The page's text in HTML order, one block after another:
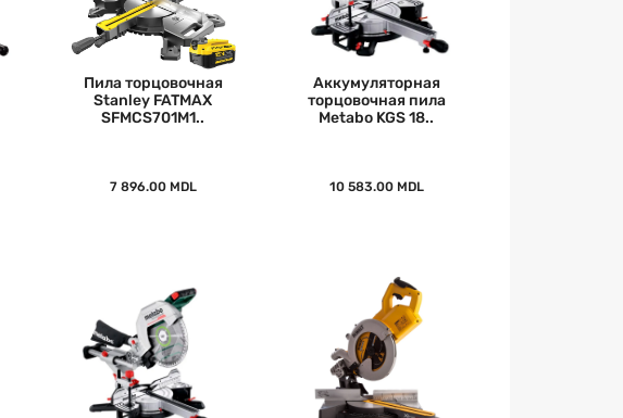
Пила торцовочная
Stanley FATMAX
SFMCS701M1..
7 896.00 MDL
Аккумуляторная
торцовочная пила
Metabo KGS 18..
10 583.00 MDL